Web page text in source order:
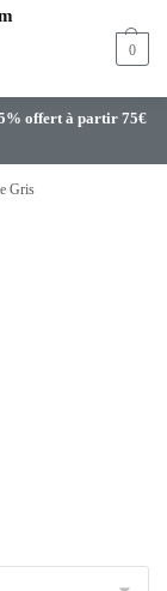
0
offert à partir 75€
Gris